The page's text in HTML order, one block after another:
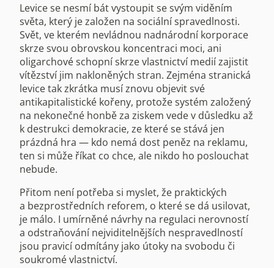
Levice se nesmí bát vystoupit se svým viděním
světa, který je založen na sociální spravedlnosti.
Svět, ve kterém nevládnou nadnárodní korporace
skrze svou obrovskou koncentraci moci, ani
oligarchové schopní skrze vlastnictví medií zajistit
vítězství jim nakloněných stran. Zejména stranická
levice tak zkrátka musí znovu objevit své
antikapitalistické kořeny, protože systém založený
na nekonečné honbě za ziskem vede v důsledku až
k destrukci demokracie, ze které se stává jen
prázdná hra — kdo nemá dost peněz na reklamu,
ten si může říkat co chce, ale nikdo ho poslouchat
nebude.
Přitom není potřeba si myslet, že praktických
a bezprostředních reforem, o které se dá usilovat,
je málo. I umírněné návrhy na regulaci nerovností
a odstraňování nejviditelnějších nespravedlností
jsou pravicí odmítány jako útoky na svobodu či
soukromé vlastnictví.